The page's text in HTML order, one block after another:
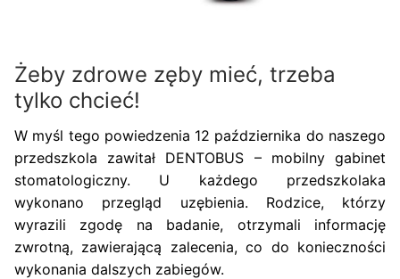
Żeby zdrowe zęby mieć, trzeba
tylko chcieć!
W myśl tego powiedzenia 12 października do naszego
przedszkola zawitał DENTOBUS – mobilny gabinet
stomatologiczny. U każdego przedszkolaka
wykonano przegląd uzębienia. Rodzice, którzy
wyrazili zgodę na badanie, otrzymali informację
zwrotną, zawierającą zalecenia, co do konieczności
wykonania dalszych zabiegów.